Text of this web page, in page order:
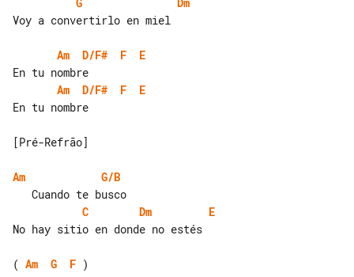
Voy a convertirlo en miel
Am D/F# F
E
Am
D/F# F
E
En tu nombre
[Pré-Refrão]
Am
G/B
C
Dm
E
No hay sitio en donde no estés
( Am G F )